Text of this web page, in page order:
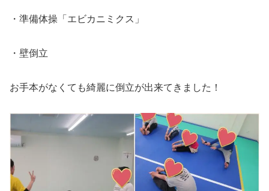
・準備体操「エビカニミクス」
・壁倒立
お手本がなくても綺麗に倒立が出来てきました！